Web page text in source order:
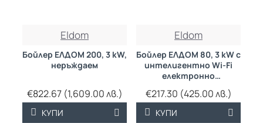
Eldom
Бойлер ЕЛДОМ 200, 3 kW,
неръждаем
€822.67 (1,609.00 лв.)
КУПИ
Eldom
Бойлер ЕЛДОМ 80, 3 kW с
интелигентно Wi-Fi
електронно
управление,
емайлиран,голям
диаметър
€217.30 (425.00 лв.)
КУПИ